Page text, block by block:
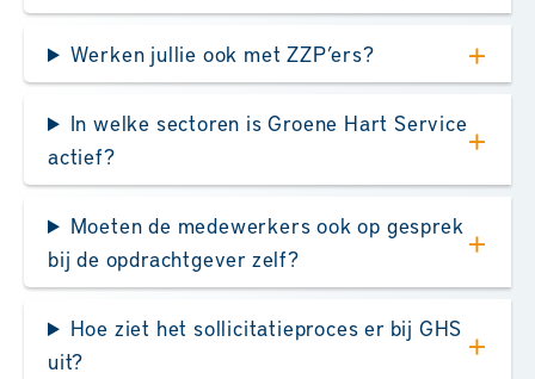
Werken jullie ook met ZZP’ers?
In welke sectoren is Groene Hart Service
actief?
Moeten de medewerkers ook op gesprek
bij de opdrachtgever zelf?
Hoe ziet het sollicitatieproces er bij GHS
uit?